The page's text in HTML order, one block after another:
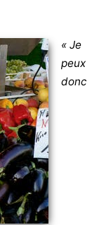
« Je
peux
donc